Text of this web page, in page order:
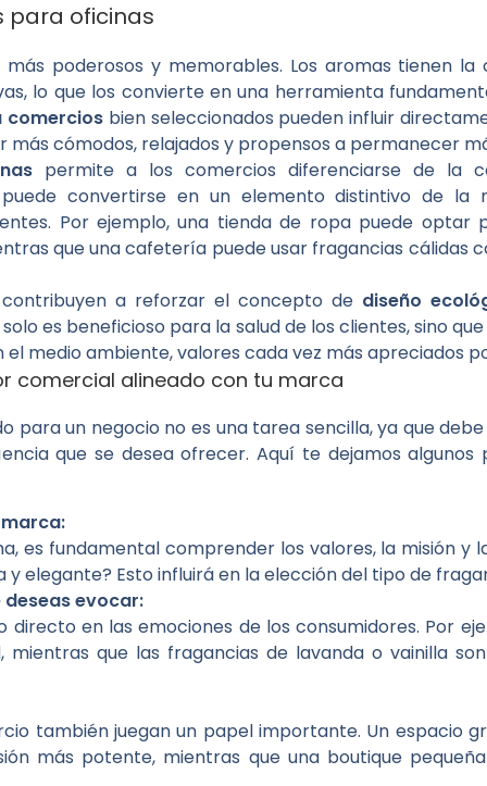
para oficinas
poderosos y memorables. Los aromas tienen
lo que los convierte en una herramienta
comercios bien seleccionados pueden influir
más cómodos, relajados y propensos a permanecer
permite a los comercios diferenciarse de la
puede convertirse en un elemento distintivo de la
Por ejemplo, una tienda de ropa puede
que una cafetería puede usar fragancias cálidas
a reforzar el concepto de diseño
es beneficioso para la salud de los clientes, sino
medio ambiente, valores cada vez más apreciados
comercial alineado con tu marca
para un negocio no es una tarea sencilla, ya que
que se desea ofrecer. Aquí te dejamos
es fundamental comprender los valores, la misión y
y elegante? Esto influirá en la elección del tipo de
evocar:
directo en las emociones de los consumidores. Por
mientras que las fragancias de lavanda o vainilla
también juegan un papel importante. Un espacio
más potente, mientras que una boutique